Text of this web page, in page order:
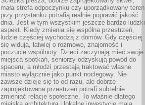
mała strefa odpoczynku czy uporządkowany teren
przy przystanku potrafią realnie poprawić jakość
dnia. Jest w tym wszystkim jeszcze bardzo ludzki
aspekt. Kiedy zmienia się wspólna przestrzeń,
ludzie częściej wychodzą z domów. Gdy częściej
się widują, łatwiej o rozmowę, znajomość i
poczucie wspólnoty. Dzieci zaczynają mieć swoje
miejsca spotkań, seniorzy odzyskują powód do
spaceru, a młodzi przestają traktować własne
miasto wyłącznie jako punkt noclegowy. Nie
zawsze dzieje się to od razu, ale dobrze
zaprojektowana przestrzeń potrafi subtelnie
zmieniać relacje społeczne. To właśnie dlatego